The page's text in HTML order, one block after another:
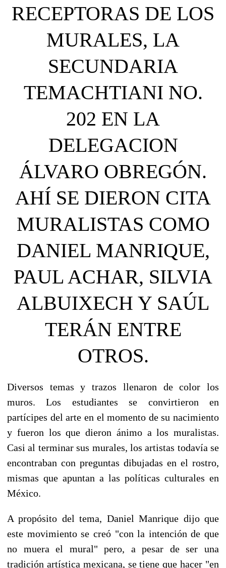
RECEPTORAS DE LOS
MURALES, LA
SECUNDARIA
TEMACHTIANI NO.
202 EN LA
DELEGACION
ÁLVARO OBREGÓN.
AHÍ SE DIERON CITA
MURALISTAS COMO
DANIEL MANRIQUE,
PAUL ACHAR, SILVIA
ALBUIXECH Y SAÚL
TERÁN ENTRE
OTROS.
Diversos temas y trazos llenaron de color los
muros. Los estudiantes se convirtieron en
partícipes del arte en el momento de su nacimiento
y fueron los que dieron ánimo a los muralistas.
Casi al terminar sus murales, los artistas todavía se
encontraban con preguntas dibujadas en el rostro,
mismas que apuntan a las políticas culturales en
México.
A propósito del tema, Daniel Manrique dijo que
este movimiento se creó "con la intención de que
no muera el mural" pero, a pesar de ser una
tradición artística mexicana, se tiene que hacer "en